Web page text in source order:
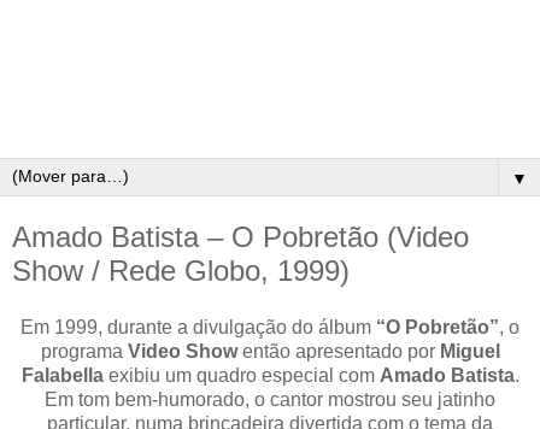
▼
Amado Batista – O Pobretão (Video
Show / Rede Globo, 1999)
Em 1999, durante a divulgação do álbum “O Pobretão”, o
programa Video Showentão apresentado por Miguel
Falabellaexibiu um quadro especial com Amado Batista.
Em tom bem-humorado, o cantor mostrou seu jatinho
particular, numa brincadeira divertida com o tema da